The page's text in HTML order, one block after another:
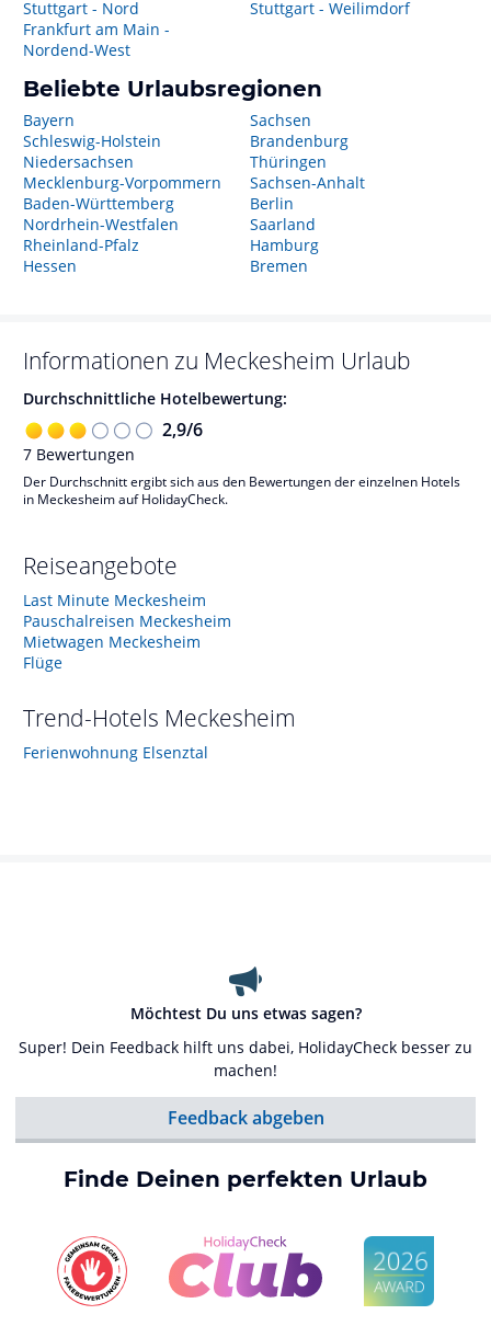
Stuttgart - Nord
Frankfurt am Main -
Nordend-West
Stuttgart - Weilimdorf
Beliebte Urlaubsregionen
Bayern
Schleswig-Holstein
Niedersachsen
Mecklenburg-Vorpommern
Baden-Württemberg
Nordrhein-Westfalen
Rheinland-Pfalz
Hessen
Sachsen
Brandenburg
Thüringen
Sachsen-Anhalt
Berlin
Saarland
Hamburg
Bremen
Informationen zu Meckesheim Urlaub
Durchschnittliche Hotelbewertung:
2,9/6
7 Bewertungen
Der Durchschnitt ergibt sich aus den Bewertungen der einzelnen Hotels
in Meckesheim auf HolidayCheck.
Reiseangebote
Last Minute Meckesheim
Pauschalreisen Meckesheim
Mietwagen Meckesheim
Flüge
Trend-Hotels Meckesheim
Ferienwohnung Elsenztal
Möchtest Du uns etwas sagen?
Super! Dein Feedback hilft uns dabei, HolidayCheck besser zu
machen!
Feedback abgeben
Finde Deinen perfekten Urlaub